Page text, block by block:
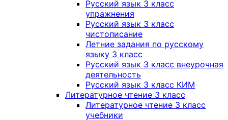
Русский язык 3 класс
упражнения
Русский язык 3 класс
чистописание
Летние задания по русскому
языку 3 класс
Русский язык 3 класс внеурочная
деятельность
Русский язык 3 класс КИМ
Литературное чтение 3 класс
Литературное чтение 3 класс
учебники